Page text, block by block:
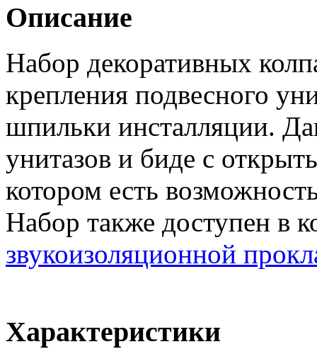
Описание
Набор декоративных
крепления подвесного
шпильки инсталляции.
унитазов и биде с
котором есть
Набор также доступен в
звукоизоляционной
Характеристики